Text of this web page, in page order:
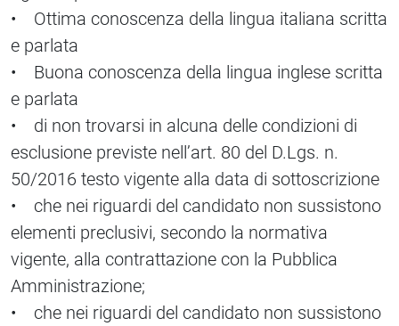
• Ottima conoscenza della lingua italiana scritta
e parlata
• Buona conoscenza della lingua inglese scritta
e parlata
• di non trovarsi in alcuna delle condizioni di
esclusione previste nell’art. 80 del D.Lgs. n.
50/2016 testo vigente alla data di sottoscrizione
• che nei riguardi del candidato non sussistono
elementi preclusivi, secondo la normativa
vigente, alla contrattazione con la Pubblica
Amministrazione;
• che nei riguardi del candidato non sussistono